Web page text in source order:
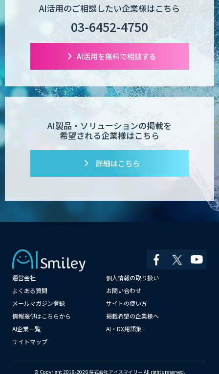
AI活用のご相談したい企業様はこちら
03-6452-4750
AI活用を無料で相談する
AI製品・ソリューションの掲載を
希望される企業様はこちら
詳細はこちら
運営会社
個人情報の取り扱い
よくある質問
お問い合わせ
メールマガジン登録
サイトの使い方
情報提供はこちらから
掲載希望の企業様へ
AI企業一覧
AI・DX用語集
サイトマップ
© Copyright 2018-2026 株式会社アイスマイリー All rights reserved.